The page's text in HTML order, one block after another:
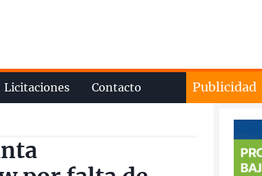
Licitaciones Contacto Publicidad